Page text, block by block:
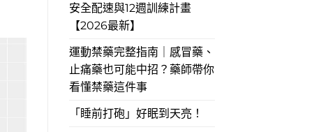
安全配速與12週訓練計畫
【2026最新】
運動禁藥完整指南｜感冒藥、
止痛藥也可能中招？藥師帶你
看懂禁藥這件事
「睡前打砲」好眠到天亮！